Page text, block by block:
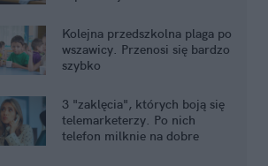
Kolejna przedszkolna plaga po
wszawicy. Przenosi się bardzo
szybko
3 "zaklęcia", których boją się
telemarketerzy. Po nich
telefon milknie na dobre